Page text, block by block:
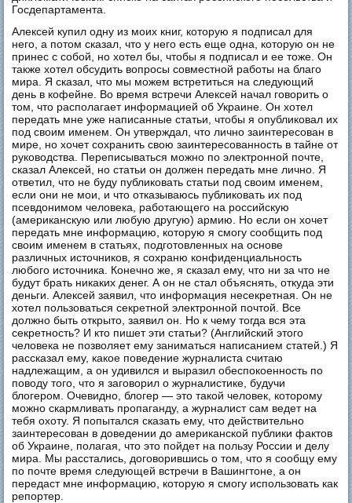
Госдепартамента.
Алексей купил одну из моих книг, которую я подписал для
него, а потом сказал, что у него есть еще одна, которую он не
принес с собой, но хотел бы, чтобы я подписал и ее тоже. Он
также хотел обсудить вопросы совместной работы на благо
мира. Я сказал, что мы можем встретиться на следующий
день в кофейне. Во время встречи Алексей начал говорить о
том, что располагает информацией об Украине. Он хотел
передать мне уже написанные статьи, чтобы я опубликовал их
под своим именем. Он утверждал, что лично заинтересован в
мире, но хочет сохранить свою заинтересованность в тайне от
руководства. Переписываться можно по электронной почте,
сказал Алексей, но статьи он должен передать мне лично. Я
ответил, что не буду публиковать статьи под своим именем,
если они не мои, и что отказываюсь публиковать их под
псевдонимом человека, работающего на российскую
(американскую или любую другую) армию. Но если он хочет
передать мне информацию, которую я смогу сообщить под
своим именем в статьях, подготовленных на основе
различных источников, я сохраню конфиденциальность
любого источника. Конечно же, я сказал ему, что ни за что не
будут брать никаких денег. А он не стал объяснять, откуда эти
деньги. Алексей заявил, что информация несекретная. Он не
хотел пользоваться секретной электронной почтой. Все
должно быть открыто, заявил он. Но к чему тогда вся эта
секретность? И кто пишет эти статьи? (Английский этого
человека не позволяет ему заниматься написанием статей.) Я
рассказал ему, какое поведение журналиста считаю
надлежащим, а он удивился и выразил обеспокоенность по
поводу того, что я заговорил о журналистике, будучи
блогером. Очевидно, блогер — это такой человек, которому
можно скармливать пропаганду, а журналист сам ведет на
тебя охоту. Я попытался сказать ему, что действительно
заинтересован в доведении до американской публики фактов
об Украине, полагая, что это пойдет на пользу России и делу
мира. Мы расстались, договорившись о том, что я сообщу ему
по почте время следующей встречи в Вашингтоне, а он
передаст мне информацию, которую я смогу использовать как
репортер.